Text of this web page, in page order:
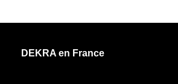
DEKRA en France